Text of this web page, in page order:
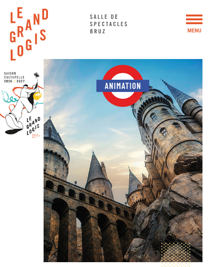
MENU
SAISON 2026 – 2027
WEEK-END BUISSONNIER #5
ACTIONS CULTURELLES
LE GRAND LOGIS